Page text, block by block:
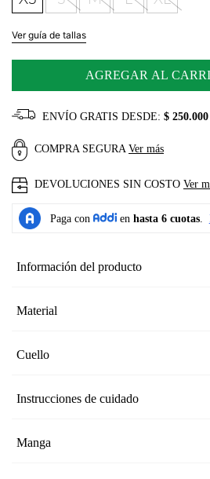
Ver guía de tallas
AGREGAR AL
ENVÍO GRATIS DESDE: $ 250.000
COMPRA SEGURA Ver más
DEVOLUCIONES SIN COSTO Ver
Información del producto
Material
Cuello
Instrucciones de cuidado
Manga